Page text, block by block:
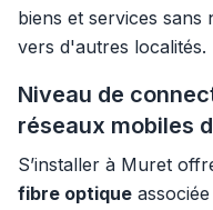
biens et services sans
vers d'autres localités.
Niveau de
réseaux mobiles
S’installer à Muret
fibre optique